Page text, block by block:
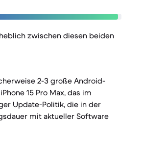
zwischen diesen beiden
2-3 große Android-
15 Pro Max, das im
Update-Politik, die in der
mit aktueller Software